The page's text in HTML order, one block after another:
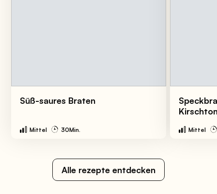
Süß-saures Braten
Mittel 30Min. Mittel
Alle rezepte entdecken